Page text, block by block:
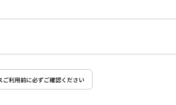
ご利用前に必ずご確認ください